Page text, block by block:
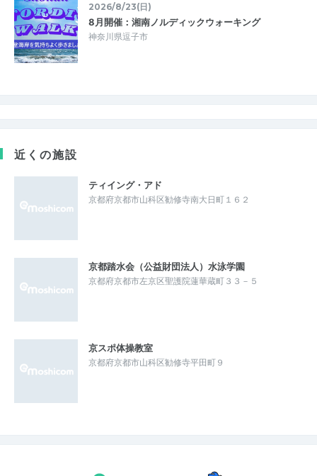
2026/8/23(日)
8月開催：湘南ノルディックウォーキング
神奈川県逗子市
近くの施設
ティイング・アド
京都府京都市山科区勧修寺南大日町１６２
京都踏水会（公益財団法人）水泳学園
京都府京都市左京区聖護院蓮華蔵町３３－５
京スポ体操教室
京都府京都市山科区勧修寺平田町９